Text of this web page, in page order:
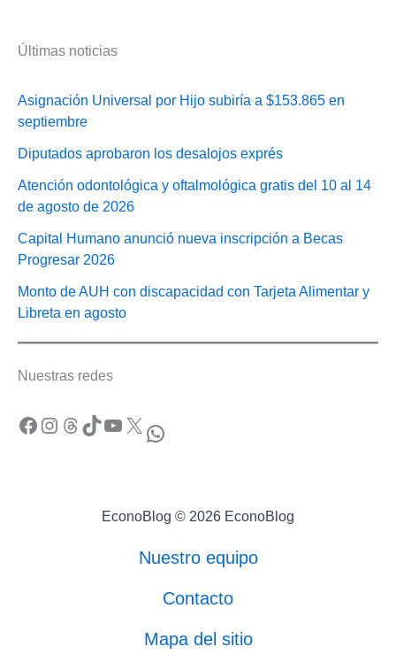
Últimas noticias
Asignación Universal por Hijo subiría a $153.865 en
septiembre
Diputados aprobaron los desalojos exprés
Atención odontológica y oftalmológica gratis del 10 al 14
de agosto de 2026
Capital Humano anunció nueva inscripción a Becas
Progresar 2026
Monto de AUH con discapacidad con Tarjeta Alimentar y
Libreta en agosto
Nuestras redes
Facebook Instagram Threads TikTok YouTube X WhatsApp
EconoBlog © 2026 EconoBlog
Nuestro equipo
Contacto
Mapa del sitio